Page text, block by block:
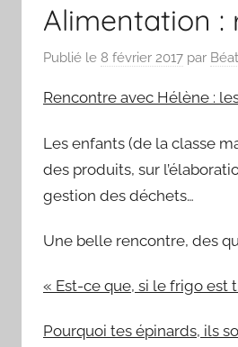
Alimentation :
Publié le 8 février 2017 par
Rencontre avec Hélène :
Les enfants (de la classe
des produits, sur
gestion des déchets…
Une belle rencontre, des
« Est-ce que, si le frigo est
Pourquoi tes épinards, ils